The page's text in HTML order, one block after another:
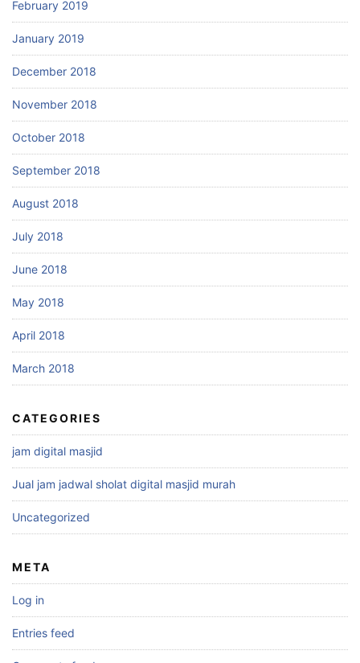
February 2019
January 2019
December 2018
November 2018
October 2018
September 2018
August 2018
July 2018
June 2018
May 2018
April 2018
March 2018
CATEGORIES
jam digital masjid
Jual jam jadwal sholat digital masjid murah
Uncategorized
META
Log in
Entries feed